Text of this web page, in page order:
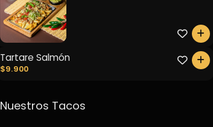
0
Tartare Salmón
$9.900
0
Nuestros Tacos